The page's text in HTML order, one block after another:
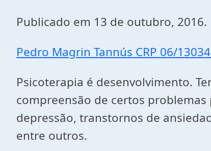
Publicado em 13 de outubro, 2016.
Pedro Magrin Tannús CRP 06/
Psicoterapia é desenvolvimento.
compreensão de certos
depressão, transtornos de
entre outros.